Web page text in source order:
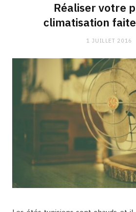
Réaliser votre
climatisation
1 JUILLET 2016